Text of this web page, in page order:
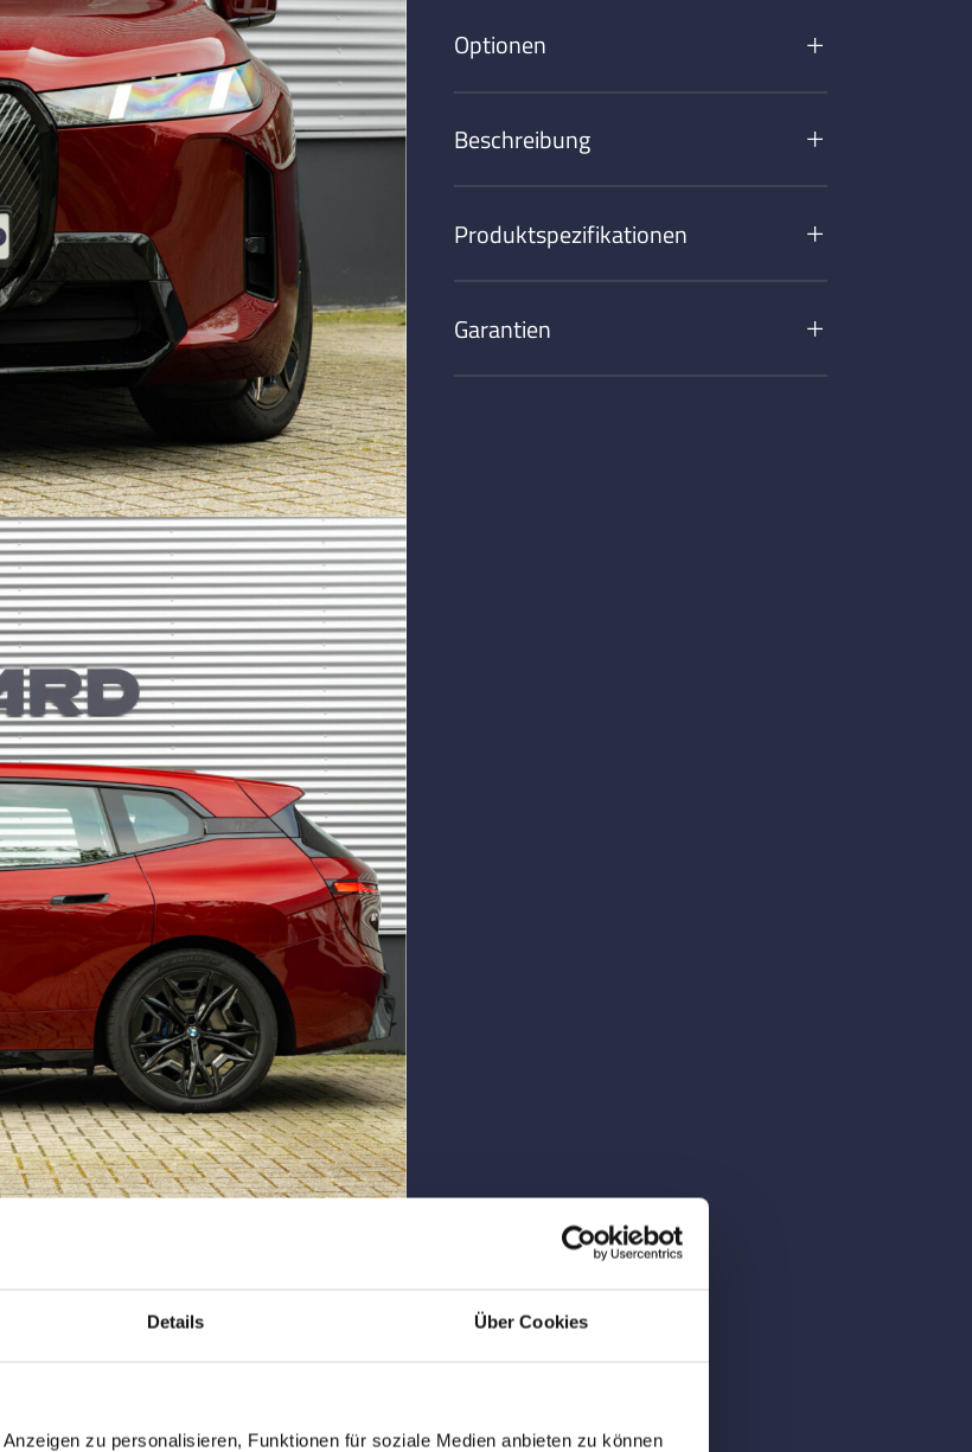
Details Über Cookies
zu personalisieren, Funktionen für soziale Medien anbieten zu können
Optionen
Beschreibung
Produktspezifikationen
Garantien